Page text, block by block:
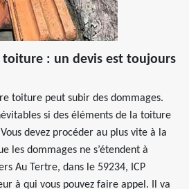
: un devis est toujours
toiture peut subir des dommages.
si des éléments de la toiture
devez procéder au plus vite à la
les dommages ne s’étendent à
Au Tertre, dans le 59234, ICP
à qui vous pouvez faire appel. Il va